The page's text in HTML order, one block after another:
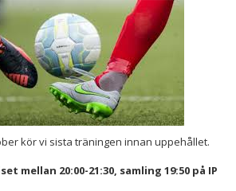
kör vi sista träningen innan uppehållet.
mellan 20:00-21:30, samling 19:50 på IP